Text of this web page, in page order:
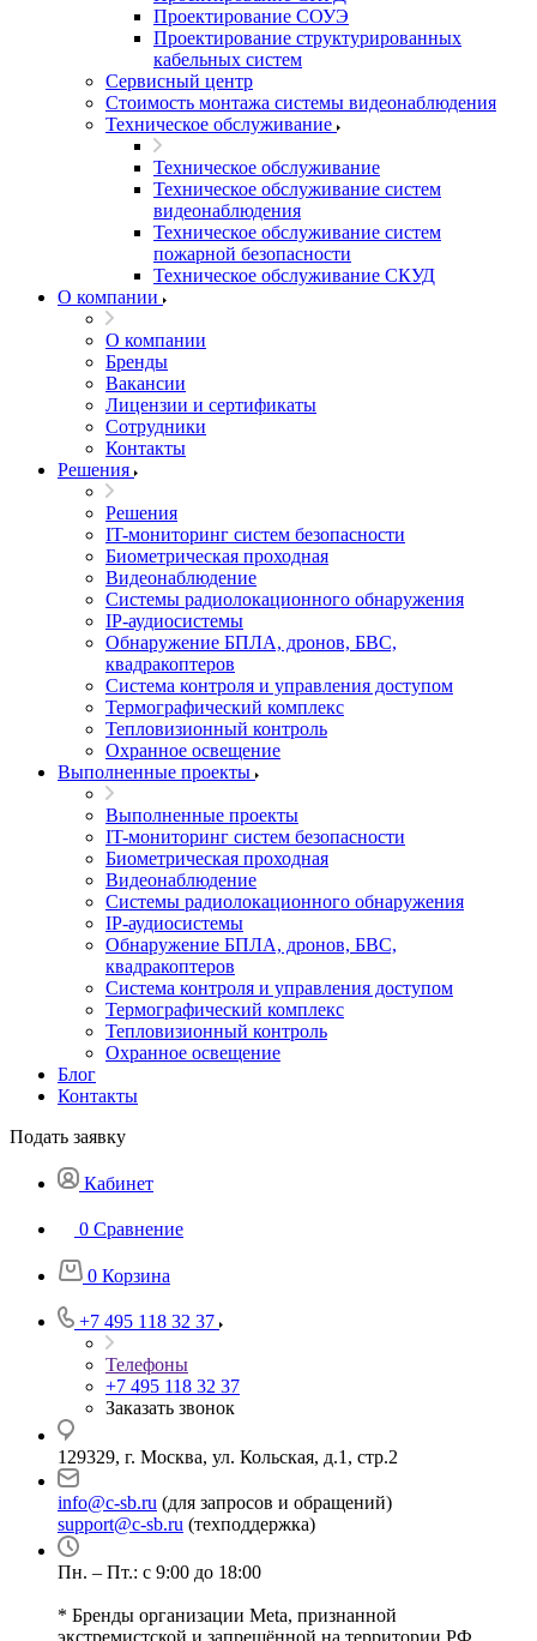
Проектирование СОУЭ
Проектирование структурированных
кабельных систем
Сервисный центр
Стоимость монтажа системы видеонаблюдения
Техническое обслуживание
Техническое обслуживание
Техническое обслуживание систем
видеонаблюдения
Техническое обслуживание систем
пожарной безопасности
Техническое обслуживание СКУД
О компании
О компании
Бренды
Вакансии
Лицензии и сертификаты
Сотрудники
Контакты
Решения
Решения
IT-мониторинг систем безопасности
Биометрическая проходная
Видеонаблюдение
Системы радиолокационного обнаружения
IP-аудиосистемы
Обнаружение БПЛА, дронов, БВС,
квадракоптеров
Система контроля и управления доступом
Термографический комплекс
Тепловизионный контроль
Охранное освещение
Выполненные проекты
Выполненные проекты
IT-мониторинг систем безопасности
Биометрическая проходная
Видеонаблюдение
Системы радиолокационного обнаружения
IP-аудиосистемы
Обнаружение БПЛА, дронов, БВС,
квадракоптеров
Система контроля и управления доступом
Термографический комплекс
Тепловизионный контроль
Охранное освещение
Блог
Контакты
Подать заявку
Кабинет
0 Сравнение
0 Корзина
+7 495 118 32 37
Телефоны
+7 495 118 32 37
Заказать звонок
129329, г. Москва, ул. Кольская, д.1, стр.2
info@c-sb.ru (для запросов и обращений)
support@c-sb.ru (техподдержка)
Пн. – Пт.: с 9:00 до 18:00
* Бренды организации Meta, признанной
экстремистской и запрещённой на территории РФ